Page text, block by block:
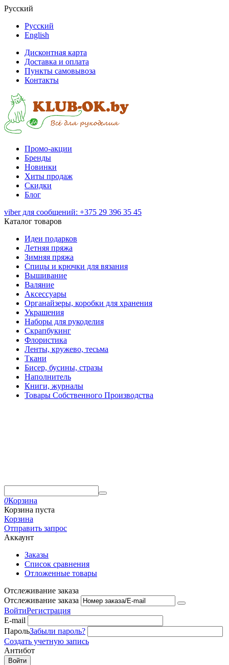
Русский
Русский
English
Дисконтная карта
Доставка и оплата
Пункты самовывоза
Контакты
Промо-акции
Бренды
Новинки
Хиты продаж
Скидки
Блог
viber для сообщений: +375 29 396 35 45
Каталог товаров
Идеи подарков
Летняя пряжа
Зимняя пряжа
Спицы и крючки для вязания
Вышивание
Валяние
Аксессуары
Органайзеры, коробки для хранения
Украшения
Наборы для рукоделия
Скрапбукинг
Флористика
Ленты, кружево, тесьма
Ткани
Бисер, бусины, стразы
Наполнитель
Книги, журналы
Товары Собственного Производства
0Корзина
Корзина пуста
Корзина
Отправить запрос
Аккаунт
Заказы
Список сравнения
Отложенные товары
Отслеживание заказа
Отслеживание заказа
ВойтиРегистрация
E-mail
ПарольЗабыли пароль?
Создать учетную запись
Антибот
Войти